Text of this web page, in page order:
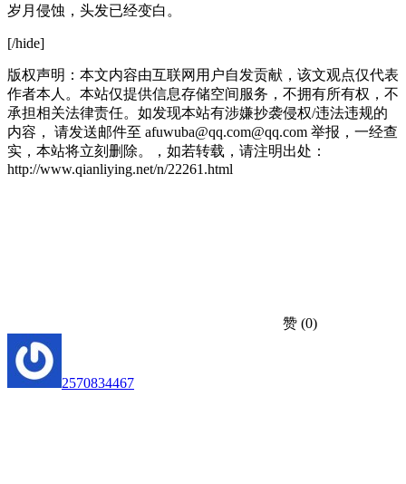
岁月侵蚀，头发已经变白。
[/hide]
版权声明：本文内容由互联网用户自发贡献，该文观点仅代表
作者本人。本站仅提供信息存储空间服务，不拥有所有权，不
承担相关法律责任。如发现本站有涉嫌抄袭侵权/违法违规的
内容， 请发送邮件至 afuwuba@qq.com@qq.com 举报，一经查
实，本站将立刻删除。，如若转载，请注明出处：
http://www.qianliying.net/n/22261.html
赞 (0)
2570834467